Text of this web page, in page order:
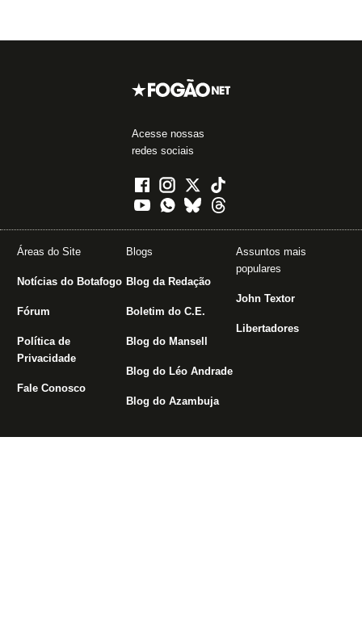
Acesse nossas
redes sociais
Áreas do Site
Notícias do Botafogo
Fórum
Política de
Privacidade
Fale Conosco
Blogs
Blog da Redação
Boletim do C.E.
Blog do Mansell
Blog do Léo Andrade
Blog do Azambuja
Assuntos mais
populares
John Textor
Libertadores